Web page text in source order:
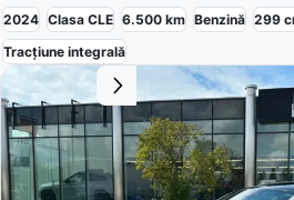
2024 Clasa CLE 6.500 km Benzină 299
Tracțiune integrală